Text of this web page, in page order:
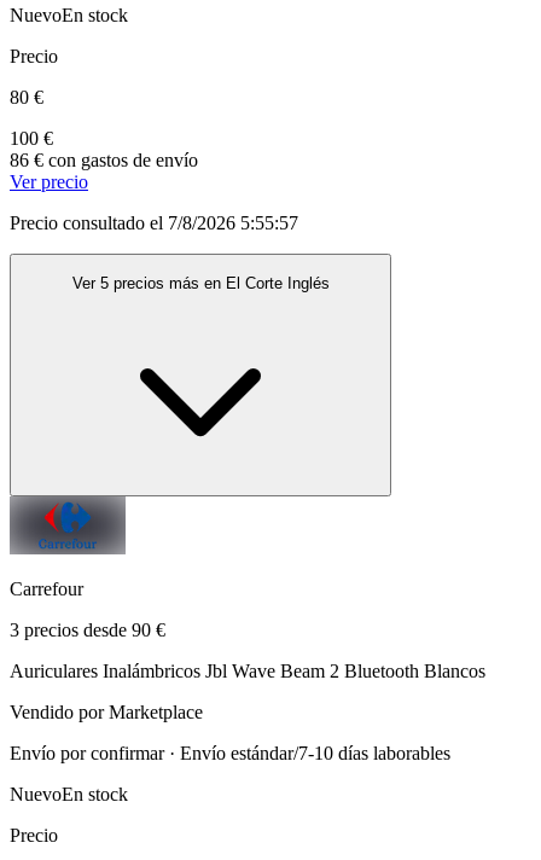
NuevoEn stock
Precio
80 €
100 €
86 € con gastos de envío
Ver precio
Precio consultado el 7/8/2026 5:55:57
Ver 5 precios más en El Corte Inglés
Carrefour
3 precios desde 90 €
Auriculares Inalámbricos Jbl Wave Beam 2 Bluetooth Blancos
Vendido por Marketplace
Envío por confirmar · Envío estándar/7-10 días laborables
NuevoEn stock
Precio